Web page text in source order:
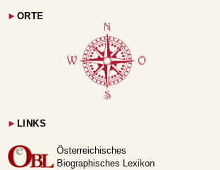
► ORTE
► LINKS
Österreichisches
Biographisches Lexikon